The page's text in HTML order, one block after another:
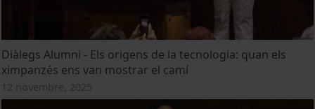
Diàlegs Alumni - Els origens de la tecnologia: quan els
ximpanzés ens van mostrar el camí
12 novembre, 2025